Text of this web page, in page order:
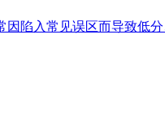
陷入常见误区而导致低